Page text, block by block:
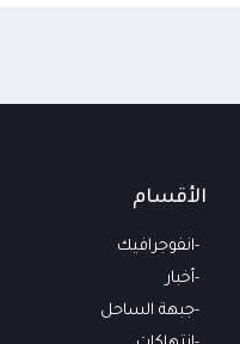
الأقسام
انفوجرافيك
أخبار
جبهة الساحل